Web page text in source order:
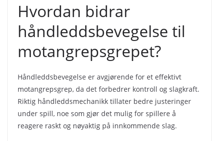
Hvordan bidrar
håndleddsbevegelse til
motangrepsgrepet?
Håndleddsbevegelse er avgjørende for et effektivt
motangrepsgrep, da det forbedrer kontroll og slagkraft.
Riktig håndleddsmechanikk tillater bedre justeringer
under spill, noe som gjør det mulig for spillere å
reagere raskt og nøyaktig på innkommende slag.